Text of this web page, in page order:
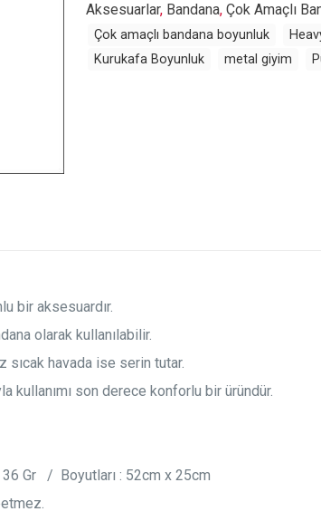
Aksesuarlar, Bandana, Çok Amaçlı
Çok amaçlı bandana boyunluk
Kurukafa Boyunluk
metal giyim
bir aksesuardır.
olarak kullanılabilir.
sıcak havada ise serin tutar.
kullanımı son derece konforlu bir üründür.
Gr / Boyutları : 52cm x 25cm